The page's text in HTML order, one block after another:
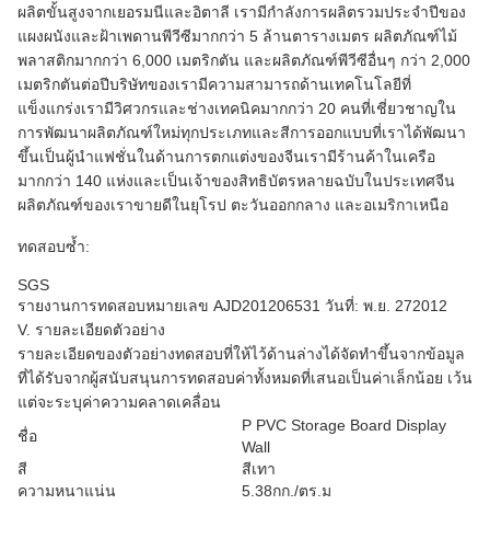
ผลิตขั้นสูงจากเยอรมนีและอิตาลี เรามีกำลังการผลิตรวมประจำปีของ
แผงผนังและฝ้าเพดานพีวีซีมากกว่า 5 ล้านตารางเมตร ผลิตภัณฑ์ไม้
พลาสติกมากกว่า 6,000 เมตริกตัน และผลิตภัณฑ์พีวีซีอื่นๆ กว่า 2,000
เมตริกตันต่อปีบริษัทของเรามีความสามารถด้านเทคโนโลยีที่
แข็งแกร่งเรามีวิศวกรและช่างเทคนิคมากกว่า 20 คนที่เชี่ยวชาญใน
การพัฒนาผลิตภัณฑ์ใหม่ทุกประเภทและสีการออกแบบที่เราได้พัฒนา
ขึ้นเป็นผู้นำแฟชั่นในด้านการตกแต่งของจีนเรามีร้านค้าในเครือ
มากกว่า 140 แห่งและเป็นเจ้าของสิทธิบัตรหลายฉบับในประเทศจีน
ผลิตภัณฑ์ของเราขายดีในยุโรป ตะวันออกกลาง และอเมริกาเหนือ
ทดสอบซ้ำ:
SGS
รายงานการทดสอบหมายเลข AJD201206531 วันที่: พ.ย. 272012
V. รายละเอียดตัวอย่าง
รายละเอียดของตัวอย่างทดสอบที่ให้ไว้ด้านล่างได้จัดทำขึ้นจากข้อมูล
ที่ได้รับจากผู้สนับสนุนการทดสอบค่าทั้งหมดที่เสนอเป็นค่าเล็กน้อย เว้น
แต่จะระบุค่าความคลาดเคลื่อน
ชื่อ
P PVC Storage Board Display
Wall
สี
สีเทา
ความหนาแน่น
5.38กก./ตร.ม